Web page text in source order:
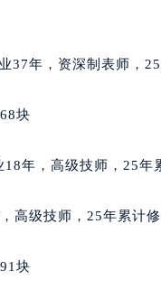
字楼21层2102室（需提
中心（需提前预约）
（需提前预约）
心（需提前预约）
心（需提前预约）
中心（需提前预约）
37年，资深制表师，
块
年，高级技师，25年
高级技师，25年累计
块